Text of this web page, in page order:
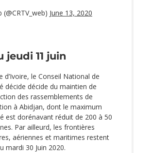
June 13, 2020
jeudi 11 juin
d’Ivoire, le Conseil National de
décide décide du maintien de
des rassemblements de
à Abidjan, dont le maximum
est dorénavant réduit de 200 à 50
Par ailleurd, les frontières
aériennes et maritimes restent
mardi 30 Juin 2020.